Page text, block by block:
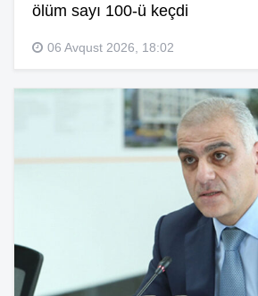
ölüm sayı 100-ü keçdi
06 Avqust 2026, 18:02